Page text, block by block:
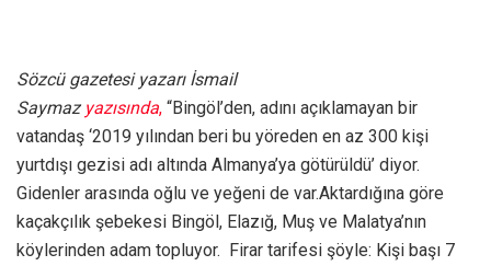
Sözcü gazetesi yazarı İsmail
Saymazyazısında, “Bingöl’den, adını açıklamayan bir
vatandaş ‘2019 yılından beri bu yöreden en az 300 kişi
yurtdışı gezisi adı altında Almanya’ya götürüldü’ diyor.
Gidenler arasında oğlu ve yeğeni de var.Aktardığına göre
kaçakçılık şebekesi Bingöl, Elazığ, Muş ve Malatya’nın
köylerinden adam topluyor. Firar tarifesi şöyle: Kişi başı 7